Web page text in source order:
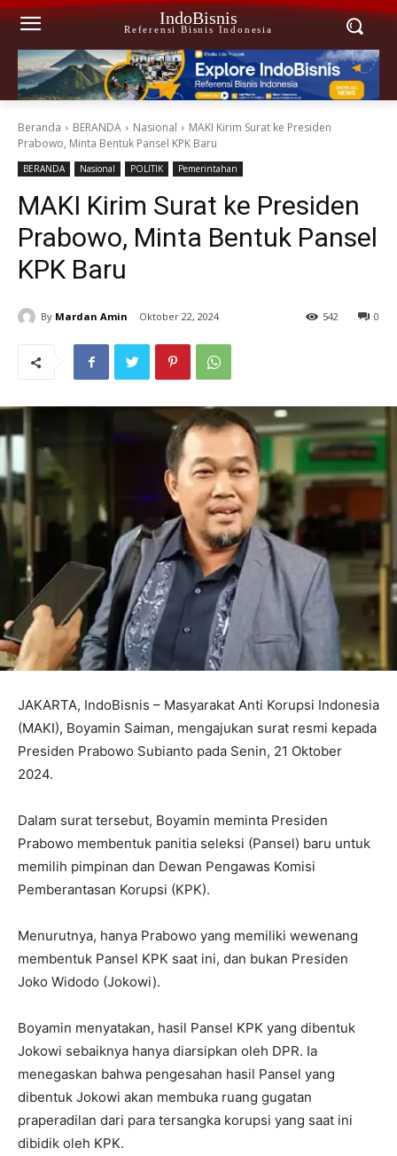
IndoBisnis
Referensi Bisnis Indonesia
Beranda BERANDA Nasional
MAKI Kirim Surat ke Presiden
Prabowo, Minta Bentuk Pansel KPK Baru
BERANDA Nasional POLITIK Pemerintahan
MAKI Kirim Surat ke Presiden
Prabowo, Minta Bentuk Pansel
KPK Baru
By Mardan Amin Oktober 22, 2024 0
542
JAKARTA, IndoBisnis – Masyarakat Anti Korupsi Indonesia
(MAKI), Boyamin Saiman, mengajukan surat resmi kepada
Presiden Prabowo Subianto pada Senin, 21 Oktober
2024.
Dalam surat tersebut, Boyamin meminta Presiden
Prabowo membentuk panitia seleksi (Pansel) baru untuk
memilih pimpinan dan Dewan Pengawas Komisi
Pemberantasan Korupsi (KPK).
Menurutnya, hanya Prabowo yang memiliki wewenang
membentuk Pansel KPK saat ini, dan bukan Presiden
Joko Widodo (Jokowi).
Boyamin menyatakan, hasil Pansel KPK yang dibentuk
Jokowi sebaiknya hanya diarsipkan oleh DPR. Ia
menegaskan bahwa pengesahan hasil Pansel yang
dibentuk Jokowi akan membuka ruang gugatan
praperadilan dari para tersangka korupsi yang saat ini
dibidik oleh KPK.